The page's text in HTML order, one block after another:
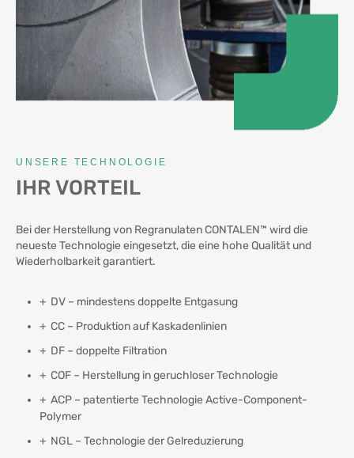
UNSERE TECHNOLOGIE
IHR VORTEIL
Bei der Herstellung von Regranulaten CONTALEN™ wird die
neueste Technologie eingesetzt, die eine hohe Qualität und
Wiederholbarkeit garantiert.
DV – mindestens doppelte Entgasung
CC – Produktion auf Kaskadenlinien
DF – doppelte Filtration
COF – Herstellung in geruchloser Technologie
ACP – patentierte Technologie Active-Component-
Polymer
NGL – Technologie der Gelreduzierung